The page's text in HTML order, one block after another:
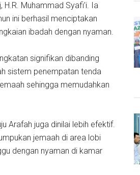
Muhammad Syafi’i. Ia
ini berhasil menciptakan
ibadah dengan nyaman.
signifikan dibanding
sistem penempatan tenda
sehingga memudahkan
Arafah juga dinilai lebih efektif.
jemaah di area lobi
dengan nyaman di kamar